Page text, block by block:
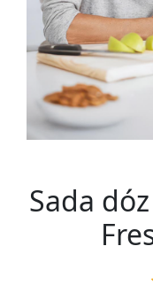
Sada